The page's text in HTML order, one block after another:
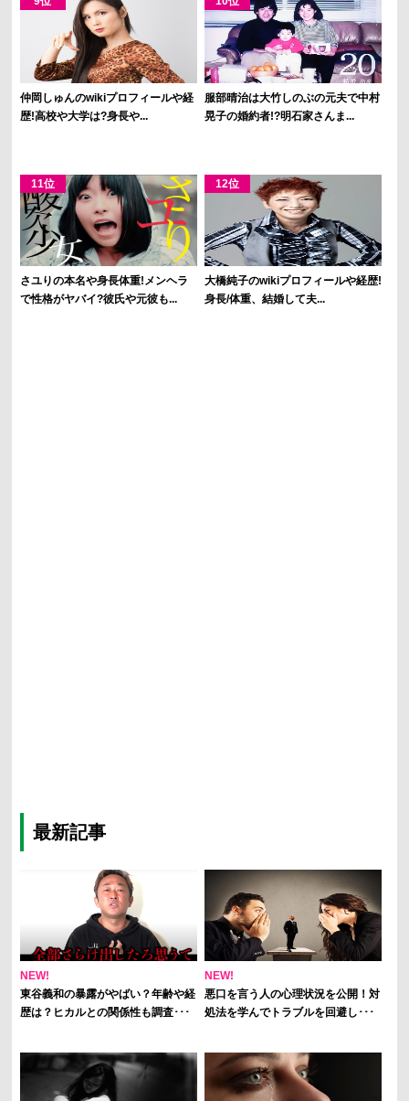
仲岡しゅんのwikiプロフィールや経
歴!高校や大学は?身長や...
服部晴治は大竹しのぶの元夫で中村
晃子の婚約者!?明石家さんま...
さユりの本名や身長体重!メンヘラ
で性格がヤバイ?彼氏や元彼も...
大橋純子のwikiプロフィールや経歴!
身長/体重、結婚して夫...
最新記事
NEW!
東谷義和の暴露がやばい？年齢や経
歴は？ヒカルとの関係性も調査･･･
NEW!
悪口を言う人の心理状況を公開！対
処法を学んでトラブルを回避し･･･